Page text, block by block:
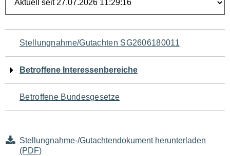
Navigation
für
den
Seiteninhalt
Stellungnahme/Gutachten SG2606180011
Betroffene Interessenbereiche
Betroffene Bundesgesetze
Stellungnahme-/Gutachtendokument herunterladen
(PDF)